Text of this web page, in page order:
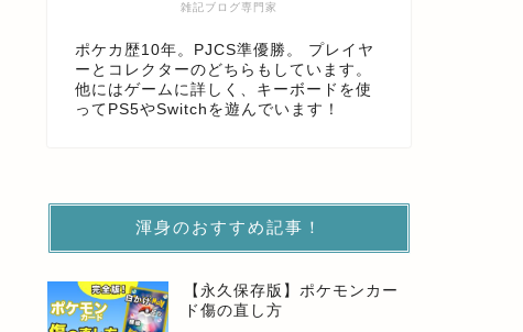
雑記ブログ専門家
ポケカ歴10年。PJCS準優勝。 プレイヤ
ーとコレクターのどちらもしています。
他にはゲームに詳しく、キーボードを使
ってPS5やSwitchを遊んでいます！
渾身のおすすめ記事！
【永久保存版】ポケモンカー
ド傷の直し方